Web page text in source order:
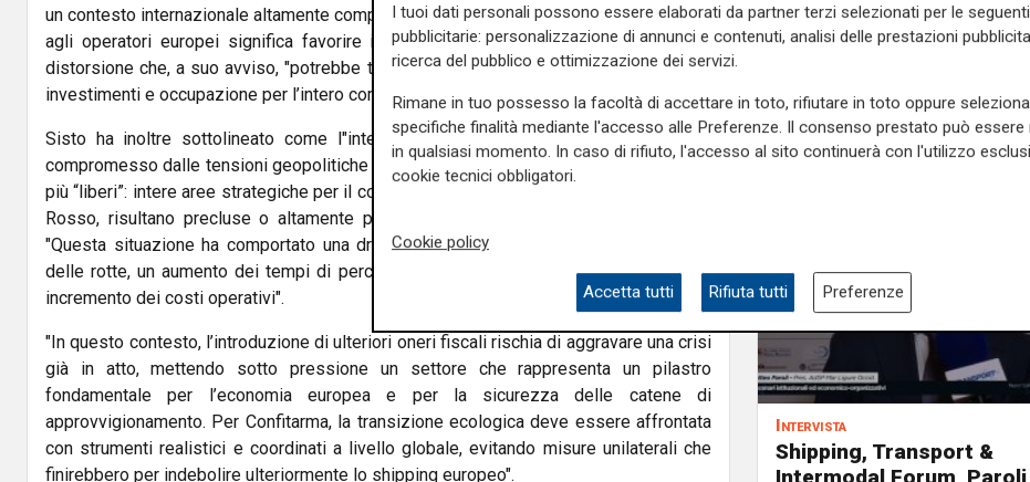
un contesto internazionale altamente competitivo, nel quale imporre vincoli fiscali solo
agli operatori europei significa favorire indirettamente i concorrenti extra-UE". Una
distorsione che, a suo avviso, "potrebbe tradursi in una progressiva perdita di traffici,
investimenti e occupazione per l’intero comparto marittimo continentale".
Sisto ha inoltre sottolineato come l"intero scenario operativo sia già fortemente
compromesso dalle tensioni geopolitiche in corso". Oggi, ha spiegato, i mari non sono
più “liberi”: intere aree strategiche per il commercio globale, come il Mar Nero e il Mar
Rosso, risultano precluse o altamente pericolose per le navi italiane ed europee.
"Questa situazione ha comportato una drastica riduzione dei transiti, l’allungamento
delle rotte, un aumento dei tempi di percorrenza e, di conseguenza, un significativo
incremento dei costi operativi".
"In questo contesto, l’introduzione di ulteriori oneri fiscali rischia di aggravare una crisi
già in atto, mettendo sotto pressione un settore che rappresenta un pilastro
fondamentale per l’economia europea e per la sicurezza delle catene di
approvvigionamento. Per Confitarma, la transizione ecologica deve essere affrontata
con strumenti realistici e coordinati a livello globale, evitando misure unilaterali che
finirebbero per indebolire ulteriormente lo shipping europeo".
Intervista
Shipping, Transport &
I tuoi dati personali possono essere elaborati da partner terzi selezionati per le
pubblicitarie: personalizzazione di annunci e contenuti, analisi delle prestazioni
ricerca del pubblico e ottimizzazione dei servizi.
Rimane in tuo possesso la facoltà di accettare in toto, rifiutare in toto oppure
specifiche finalità mediante l'accesso alle Preferenze. Il consenso prestato può essere
in qualsiasi momento. In caso di rifiuto, l'accesso al sito continuerà con l'utilizzo
cookie tecnici obbligatori.
Cookie policy
Accetta tutti Rifiuta tutti Preferenze